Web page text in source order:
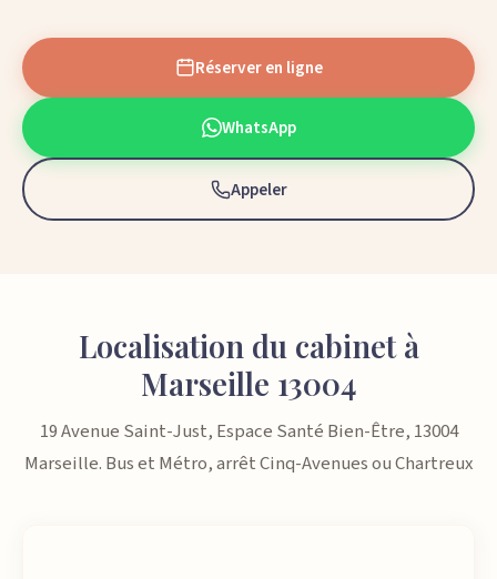
Réserver en ligne
WhatsApp
Appeler
Localisation du cabinet à
Marseille 13004
19 Avenue Saint-Just, Espace Santé Bien-Être, 13004
Marseille. Bus et Métro, arrêt Cinq-Avenues ou Chartreux